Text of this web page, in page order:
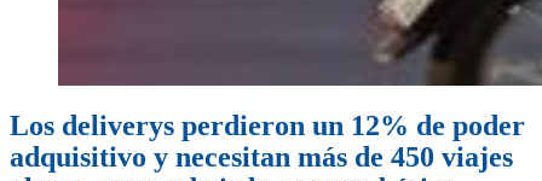
Los deliverys perdieron un 12% de poder
adquisitivo y necesitan más de 450 viajes